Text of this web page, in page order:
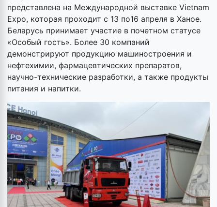
представлена на Международной выставке Vietnam
Expo, которая проходит с 13 по16 апреля в Ханое.
Беларусь принимает участие в почетном статусе
«Особый гость». Более 30 компаний
демонстрируют продукцию машиностроения и
нефтехимии, фармацевтических препаратов,
научно-технические разработки, а также продукты
питания и напитки.